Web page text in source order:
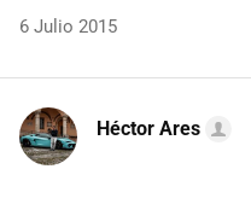
6 Julio 2015
Héctor Ares